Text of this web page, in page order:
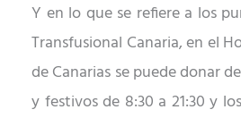
Y en lo que se refiere a los
Transfusional Canaria, en el
de Canarias se puede donar
y festivos de 8:30 a 21:30 y los